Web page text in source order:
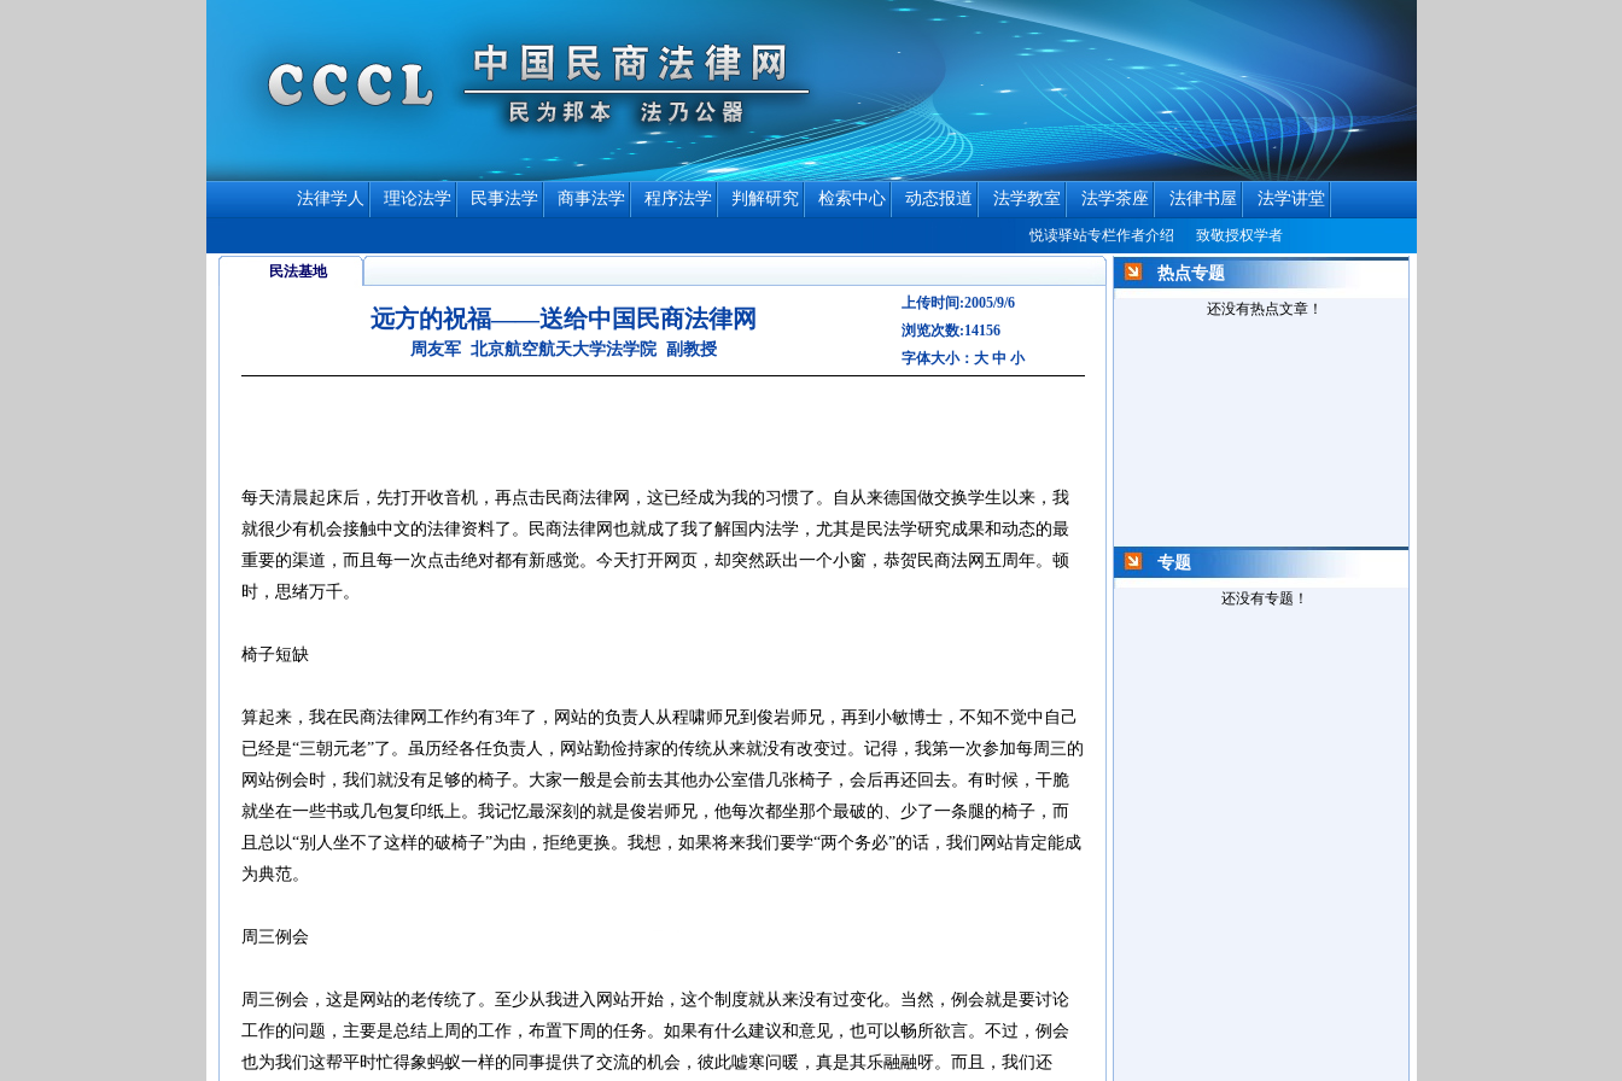
法律学人 理论法学 民事法学 商事法学 程序法学 判解研究 检索中心 动态报道 法学教室 法学茶座 法律书屋 法学讲堂
悦读驿站专栏作者介绍 致敬授权学者
民法基地
远方的祝福——送给中国民商法律网
周友军 北京航空航天大学法学院 副教授
上传时间:2005/9/6
浏览次数:14156
字体大小： 大 中 小
每天清晨起床后，先打开收音机，再点击民商法律网，这已经成为我的习惯了。自从来德国做交换学生以来，我
就很少有机会接触中文的法律资料了。民商法律网也就成了我了解国内法学，尤其是民法学研究成果和动态的最
重要的渠道，而且每一次点击绝对都有新感觉。今天打开网页，却突然跃出一个小窗，恭贺民商法网五周年。顿
时，思绪万千。
椅子短缺
算起来，我在民商法律网工作约有3年了，网站的负责人从程啸师兄到俊岩师兄，再到小敏博士，不知不觉中自己
已经是“三朝元老”了。虽历经各任负责人，网站勤俭持家的传统从来就没有改变过。记得，我第一次参加每周三的
网站例会时，我们就没有足够的椅子。大家一般是会前去其他办公室借几张椅子，会后再还回去。有时候，干脆
就坐在一些书或几包复印纸上。我记忆最深刻的就是俊岩师兄，他每次都坐那个最破的、少了一条腿的椅子，而
且总以“别人坐不了这样的破椅子”为由，拒绝更换。我想，如果将来我们要学“两个务必”的话，我们网站肯定能成
为典范。
周三例会
周三例会，这是网站的老传统了。至少从我进入网站开始，这个制度就从来没有过变化。当然，例会就是要讨论
工作的问题，主要是总结上周的工作，布置下周的任务。如果有什么建议和意见，也可以畅所欲言。不过，例会
也为我们这帮平时忙得象蚂蚁一样的同事提供了交流的机会，彼此嘘寒问暖，真是其乐融融呀。而且，我们还
热点专题
还没有热点文章！
专题
还没有专题！